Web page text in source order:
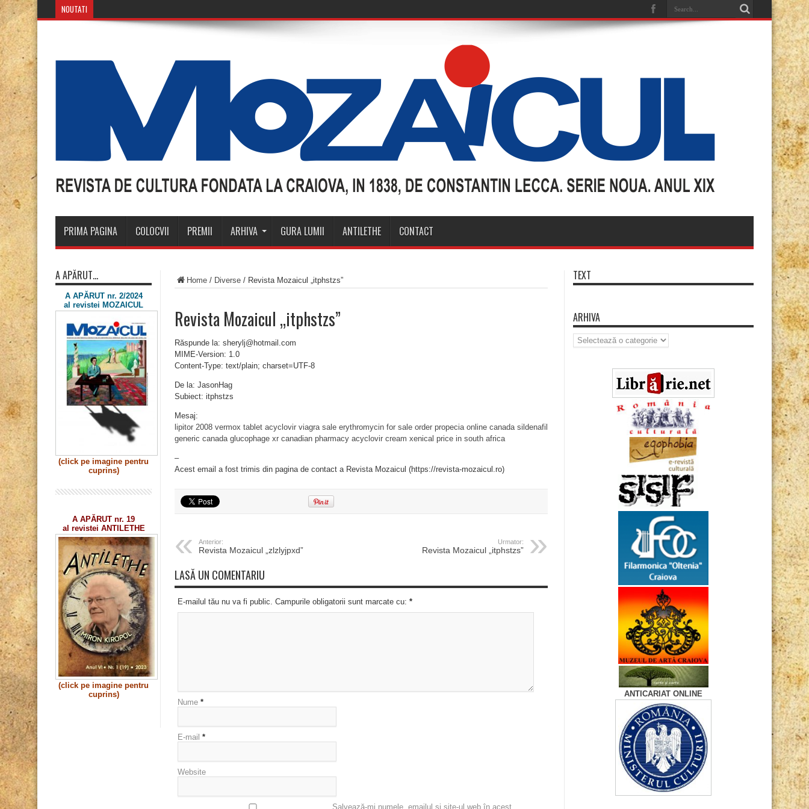
NOUTATI
PRIMA PAGINA COLOCVII PREMII ARHIVA GURA LUMII ANTILETHE CONTACT
Home / Diverse / Revista Mozaicul „itphstzs”
Revista Mozaicul „itphstzs”
Răspunde la: sherylj@hotmail.com
MIME-Version: 1.0
Content-Type: text/plain; charset=UTF-8
De la: JasonHag
Subiect: itphstzs
Mesaj:
lipitor 2008 vermox tablet acyclovir viagra sale erythromycin for sale order propecia online canada sildenafil
generic canada glucophage xr canadian pharmacy acyclovir cream xenical price in south africa
–
Acest email a fost trimis din pagina de contact a Revista Mozaicul (https://revista-mozaicul.ro)
Anterior:
Revista Mozaicul „zlzlyjpxd”
Urmator:
Revista Mozaicul „itphstzs”
LASĂ UN COMENTARIU
E-mailul tău nu va fi public. Campurile obligatorii sunt marcate cu: *
Nume *
E-mail *
Website
Salvează-mi numele, emailul și site-ul web în acest
A APĂRUT…
A APĂRUT nr. 2/2024
al revistei MOZAICUL
(click pe imagine pentru
cuprins)
A APĂRUT nr. 19
al revistei ANTILETHE
(click pe imagine pentru
cuprins)
TEXT
ARHIVA
Arhiva
ANTICARIAT ONLINE